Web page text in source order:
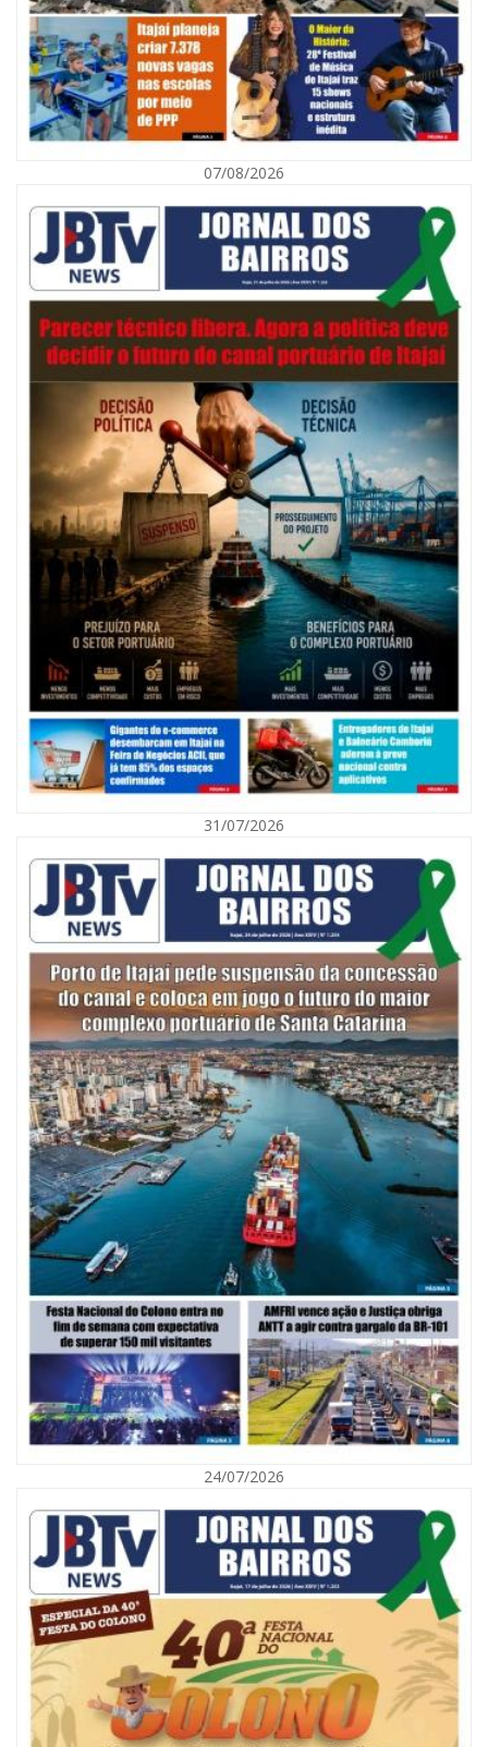
Município de Itajaí entrega títulos de propriedade a famílias da Itaipava
pelo Programa Lar Legal
CULTURA
09/08/2026 | 07:00
Exposição revela a jornada de um pai diante da transição da filha em
BALNEÁRIO CAMBORIÚ
09/08/2026 | 07:00
Mostra Literária ocorrerá no Teatro Bruno Nitz dia 15 de agosto
GERAL
07/08/2026
31/07/2026
24/07/2026